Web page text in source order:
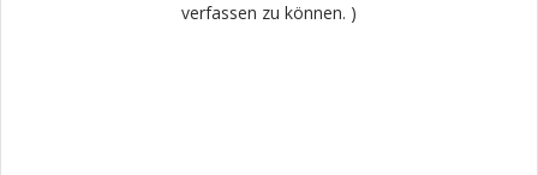
verfassen zu können. )